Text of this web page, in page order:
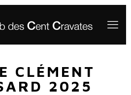
CLÉMENT
2025